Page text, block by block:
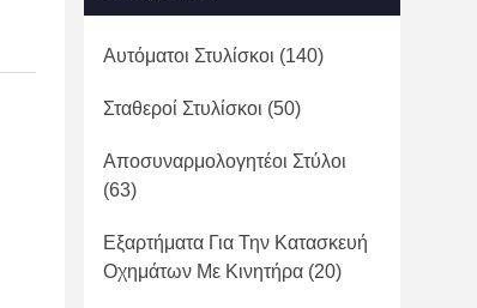
Αυτόματοι Στυλίσκοι (140)
Σταθεροί Στυλίσκοι (50)
Αποσυναρμολογητέοι Στύλοι
(63)
Εξαρτήματα Για Την Κατασκευή
Οχημάτων Με Κινητήρα (20)